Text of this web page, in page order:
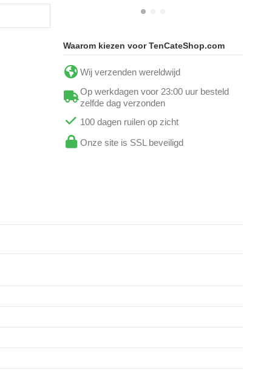
Waarom kiezen voor TenCateShop.com
Wij verzenden wereldwijd
Op werkdagen voor 23:00 uur besteld
zelfde dag verzonden
100 dagen ruilen op zicht
Onze site is SSL beveiligd